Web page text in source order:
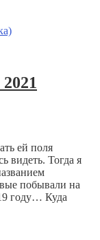
ей поля
видеть. Тогда я
побывали на
году… Куда